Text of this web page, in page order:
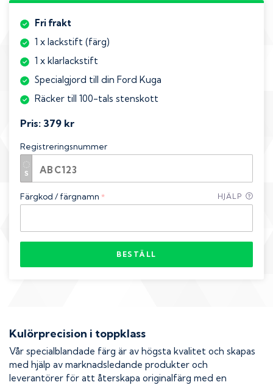
Fri frakt
1 x lackstift (färg)
1 x klarlackstift
Specialgjord till din Ford Kuga
Räcker till 100-tals stenskott
Pris: 379 kr
Registreringsnummer
Färgkod / färgnamn * HJÄLP
BESTÄLL
Kulörprecision i toppklass
Vår specialblandade färg är av högsta kvalitet och skapas
med hjälp av marknadsledande produkter och
leverantörer för att återskapa originalfärg med en